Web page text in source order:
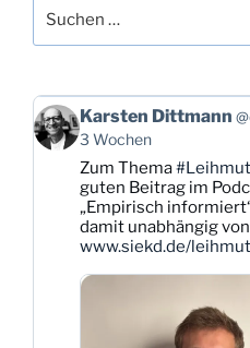
nach:
Beitrag
von
Karsten
Dittmann
Bluesky
ansehen
Karsten Dittmann
3 Wochen
Zum Thema
guten Beitrag im
„Empirisch
damit unabhängig
www.siekd.de/